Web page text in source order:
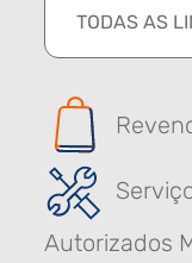
TODAS AS
Autorizados